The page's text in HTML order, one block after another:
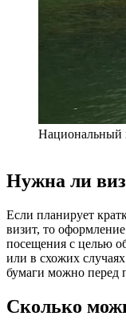
Национальный
Нужна ли
Если планирует
визит, то
посещения с целью
или в схожих
бумаги можно перед
Сколько